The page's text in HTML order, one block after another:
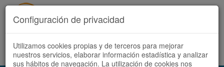
Acceder Registrate ahora Español | Català
Configuración de privacidad
Utilizamos cookies propias y de terceros para mejorar
nuestros servicios, elaborar información estadística y analizar
sus hábitos de navegación. La utilización de cookies nos